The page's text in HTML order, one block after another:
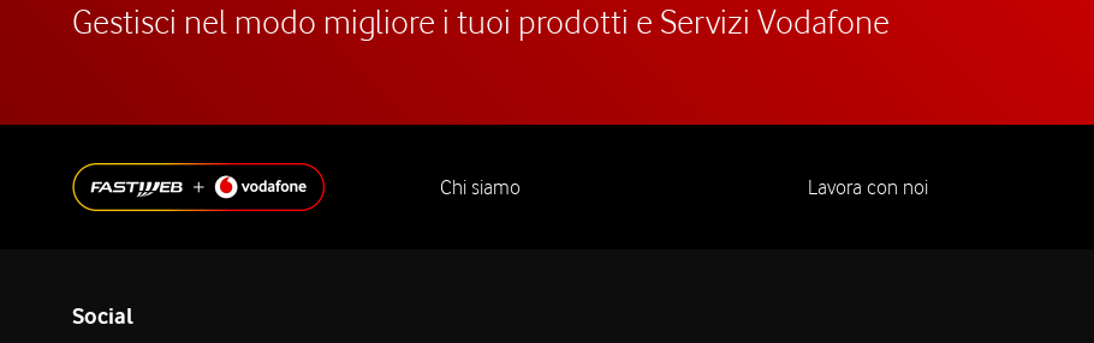
Gestisci nel modo migliore i tuoi prodotti e Servizi Vodafone
Chi siamo Lavora con noi
Social